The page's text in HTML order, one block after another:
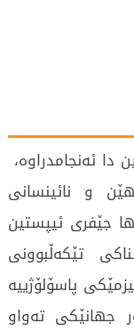
ئەنجامدراوە،
و نائینسانی
جێفری ئیپستین
تێکەڵبوونی
پاسۆلۆژییە
جهانێکی تەواو